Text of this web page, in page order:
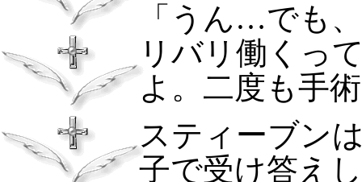
「うん…でも
リバリ働くっ
よ。二度も手
スティーブン
子で受け答え